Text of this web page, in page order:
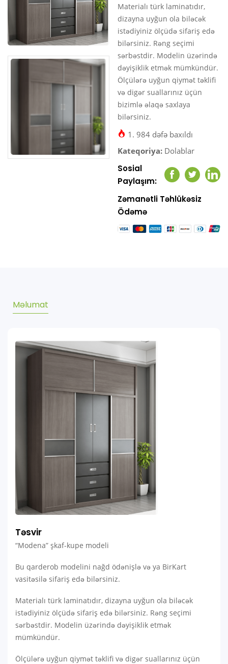
Materialı türk laminatıdır,
dizayna uyğun ola biləcək
istədiyiniz ölçüdə sifariş edə
bilərsiniz. Rəng seçimi
sərbəstdir. Modelin üzərində
dəyişiklik etmək mümkündür.
Ölçülərə uyğun qiymət təklifi
və digər suallarınız üçün
bizimlə əlaqə saxlaya
bilərsiniz.
1. 984 dəfə baxıldı
Kateqoriya: Dolablar
Sosial
Paylaşım:
Facebook
Twitter
Zəmanətli Təhlükəsiz
Ödəmə
Məlumat
Təsvir
“Modena” şkaf-kupe modeli
Bu qarderob modelini nağd ödənişlə və ya BirKart
vasitəsilə sifariş edə bilərsiniz.
Materialı türk laminatıdır, dizayna uyğun ola biləcək
istədiyiniz ölçüdə sifariş edə bilərsiniz. Rəng seçimi
sərbəstdir. Modelin üzərində dəyişiklik etmək
mümkündür.
Ölçülərə uyğun qiymət təklifi və digər suallarınız üçün